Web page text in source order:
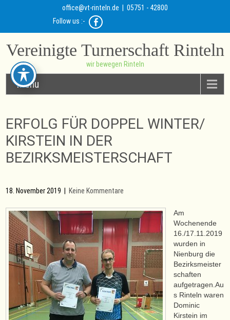
office@vt-rinteln.de | 05751 - 42800
Follow us :-
Vereinigte Turnerschaft Rinteln
wir bewegen Rinteln
Menu
ERFOLG FÜR DOPPEL WINTER/
KIRSTEIN IN DER
BEZIRKSMEISTERSCHAFT
18. November 2019 Keine Kommentare
Am
Wochenende
16./17.11.2019
wurden in
Nienburg die
Bezirksmeister
schaften
aufgetragen.Au
s Rinteln waren
Dominic
Kirstein im